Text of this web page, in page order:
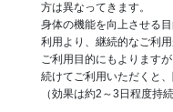
方は異なってきます。
身体の機能を向上させる
利用より、継続的なご利用
ご利用目的にもよります
続けてご利用いただくと
（効果は約2～3日程度持続